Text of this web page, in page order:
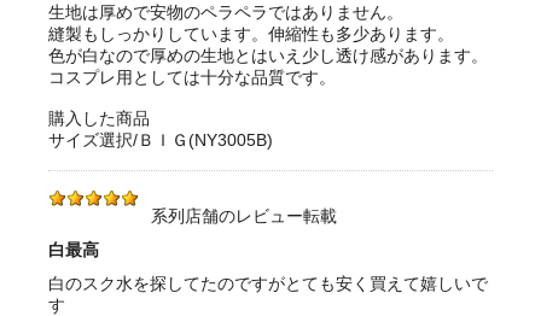
生地は厚めで安物のペラペラではありません。
縫製もしっかりしています。伸縮性も多少あります。
色が白なので厚めの生地とはいえ少し透け感があります。
コスプレ用としては十分な品質です。
購入した商品
サイズ選択/ＢＩＧ(NY3005B)
系列店舗のレビュー転載
白最高
白のスク水を探してたのですがとても安く買えて嬉しいで
す